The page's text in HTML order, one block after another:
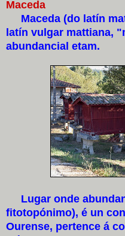
Maceda
Maceda (do latín
latín vulgar mattiana,
abundancial etam.
Lugar onde
fitotopónimo), é un
Ourense, pertence á